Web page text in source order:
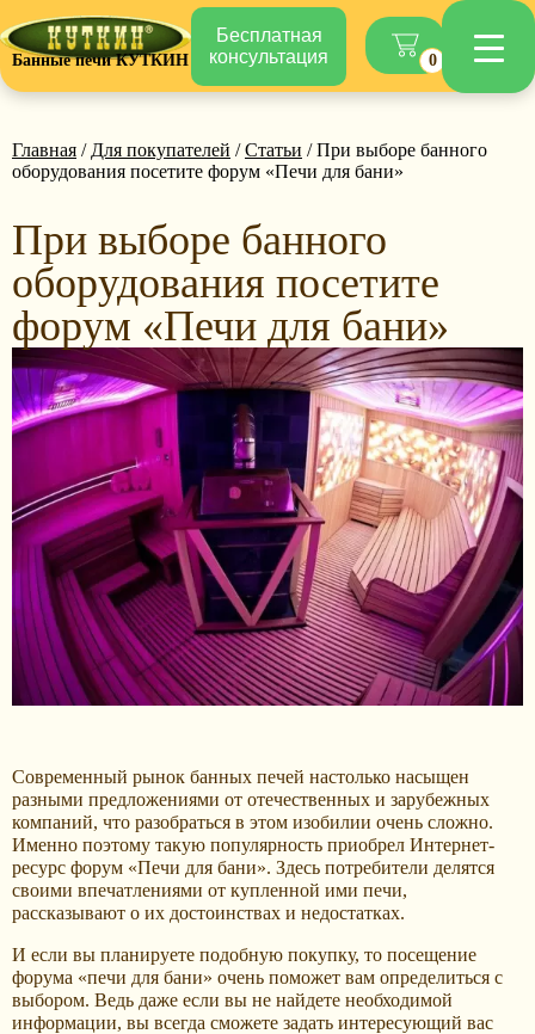
Банные печи КУТКИН
Бесплатная
консультация
0
Главная / Для покупателей /Статьи / При выборе банного
оборудования посетите форум «Печи для бани»
При выборе банного
оборудования посетите
форум «Печи для бани»
Современный рынок банных печей настолько насыщен
разными предложениями от отечественных и зарубежных
компаний, что разобраться в этом изобилии очень сложно.
Именно поэтому такую популярность приобрел Интернет-
ресурс форум «Печи для бани». Здесь потребители делятся
своими впечатлениями от купленной ими печи,
рассказывают о их достоинствах и недостатках.
И если вы планируете подобную покупку, то посещение
форума «печи для бани» очень поможет вам определиться с
выбором. Ведь даже если вы не найдете необходимой
информации, вы всегда сможете задать интересующий вас